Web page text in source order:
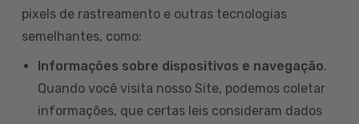
pixels de rastreamento e outras tecnologias
semelhantes, como:
Informações sobre dispositivos e navegação.
Quando você visita nosso Site, podemos coletar
informações, que certas leis consideram dados